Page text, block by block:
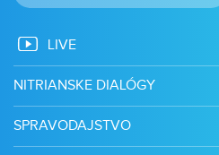
LIVE
NITRIANSKE DIALÓGY
SPRAVODAJSTVO